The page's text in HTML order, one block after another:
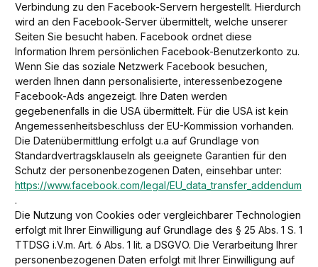
Verbindung zu den Facebook-Servern hergestellt. Hierdurch
wird an den Facebook-Server übermittelt, welche unserer
Seiten Sie besucht haben. Facebook ordnet diese
Information Ihrem persönlichen Facebook-Benutzerkonto zu.
Wenn Sie das soziale Netzwerk Facebook besuchen,
werden Ihnen dann personalisierte, interessenbezogene
Facebook-Ads angezeigt. Ihre Daten werden
gegebenenfalls in die USA übermittelt. Für die USA ist kein
Angemessenheitsbeschluss der EU-Kommission vorhanden.
Die Datenübermittlung erfolgt u.a auf Grundlage von
Standardvertragsklauseln als geeignete Garantien für den
Schutz der personenbezogenen Daten, einsehbar unter:
https://www.facebook.com/legal/EU_data_transfer_addendum
.
Die Nutzung von Cookies oder vergleichbarer Technologien
erfolgt mit Ihrer Einwilligung auf Grundlage des § 25 Abs. 1 S. 1
TTDSG i.V.m. Art. 6 Abs. 1 lit. a DSGVO. Die Verarbeitung Ihrer
personenbezogenen Daten erfolgt mit Ihrer Einwilligung auf